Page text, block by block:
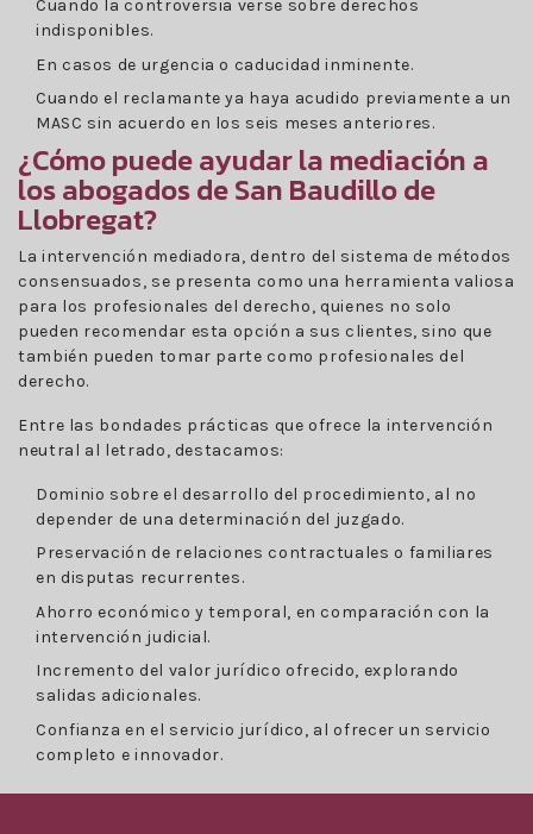
Cuando la controversia verse sobre derechos
indisponibles.
En casos de urgencia o caducidad inminente.
Cuando el reclamante ya haya acudido previamente a un
MASC sin acuerdo en los seis meses anteriores.
¿Cómo puede ayudar la mediación a
los abogados de San Baudillo de
Llobregat?
La intervención mediadora, dentro del sistema de métodos
consensuados, se presenta como una herramienta valiosa
para los profesionales del derecho, quienes no solo
pueden recomendar esta opción a sus clientes, sino que
también pueden tomar parte como profesionales del
derecho.
Entre las bondades prácticas que ofrece la intervención
neutral al letrado, destacamos:
Dominio sobre el desarrollo del procedimiento, al no
depender de una determinación del juzgado.
Preservación de relaciones contractuales o familiares
en disputas recurrentes.
Ahorro económico y temporal, en comparación con la
intervención judicial.
Incremento del valor jurídico ofrecido, explorando
salidas adicionales.
Confianza en el servicio jurídico, al ofrecer un servicio
completo e innovador.